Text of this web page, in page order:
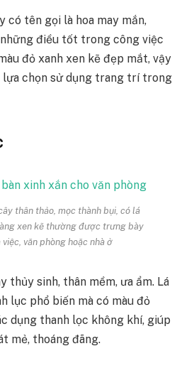
có tên gọi là hoa may mắn,
điều tốt trong công việc
đỏ xanh xen kẽ đẹp mắt, vậy
lựa chọn sử dụng trang trí trong
thân thảo, mọc thành bụi, có lá
xen kẽ thường được trưng bày
văn phòng hoặc nhà ở
thủy sinh, thân mềm, ưa ẩm. Lá
lục phổ biến mà có màu đỏ
dụng thanh lọc không khí, giúp
mẻ, thoáng đãng.